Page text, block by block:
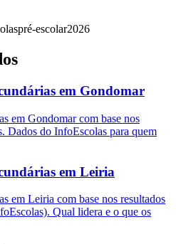
pré-escolar2026
em Gondomar
em Gondomar com base nos
Dados do InfoEscolas para quem
em Leiria
em Leiria com base nos resultados
Qual lidera e o que os